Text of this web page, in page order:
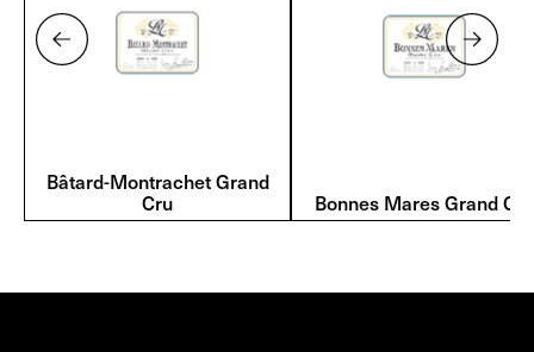
Bâtard-Montrachet Grand
Cru Bonnes Mares Grand Cru